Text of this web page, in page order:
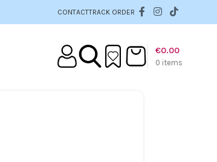
CONTACTTRACK ORDER
0 items
€0.00